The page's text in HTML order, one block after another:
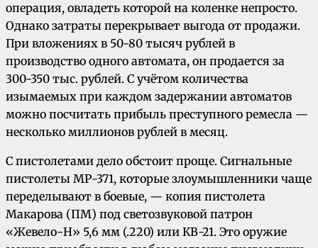
операция, овладеть которой на коленке непросто.
Однако затраты перекрывает выгода от продажи.
При вложениях в 50-80 тысяч рублей в
производство одного автомата, он продается за
300-350 тыс. рублей. С учётом количества
изымаемых при каждом задержании автоматов
можно посчитать прибыль преступного ремесла —
несколько миллионов рублей в месяц.
С пистолетами дело обстоит проще. Сигнальные
пистолеты МР-371, которые злоумышленники чаще
переделывают в боевые, — копия пистолета
Макарова (ПМ) под светозвуковой патрон
«Жевело-Н» 5,6 мм (.220) или КВ-21. Это оружие